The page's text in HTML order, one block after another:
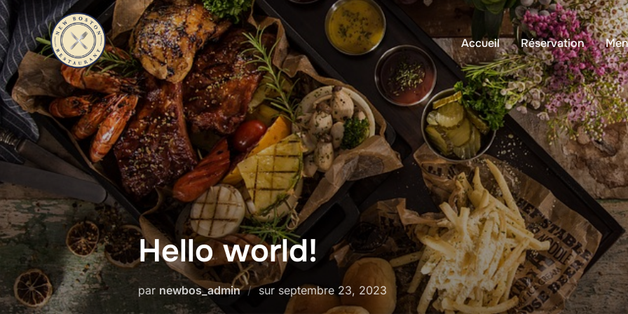
Aller
au
contenu
Accueil Réservation
Hello world!
par newbos_admin sur Publié
le
septembre 23, 2023